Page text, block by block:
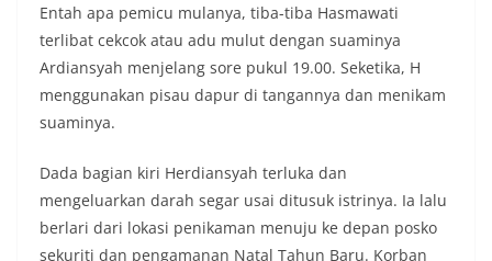
Entah apa pemicu mulanya, tiba-tiba Hasmawati
terlibat cekcok atau adu mulut dengan suaminya
Ardiansyah menjelang sore pukul 19.00. Seketika, H
menggunakan pisau dapur di tangannya dan menikam
suaminya.
Dada bagian kiri Herdiansyah terluka dan
mengeluarkan darah segar usai ditusuk istrinya. Ia lalu
berlari dari lokasi penikaman menuju ke depan posko
sekuriti dan pengamanan Natal Tahun Baru. Korban